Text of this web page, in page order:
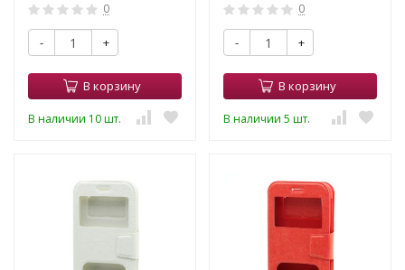
0
- +
В корзину
В наличии 10 шт.
0
- +
В корзину
В наличии 5 шт.